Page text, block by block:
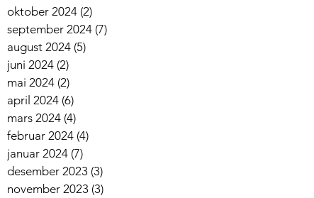
oktober 2024 (2)
september 2024 (7)
august 2024 (5)
juni 2024 (2)
mai 2024 (2)
april 2024 (6)
mars 2024 (4)
februar 2024 (4)
januar 2024 (7)
desember 2023 (3)
november 2023 (3)